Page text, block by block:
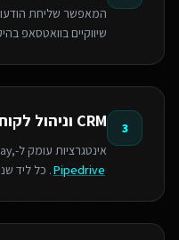
המאפשר שליחת
שיווקיים בוואטסאפ
3 CRM וניהול לקוחות
אינטגרציות עומק ל-
Pipedrive. כל ליד